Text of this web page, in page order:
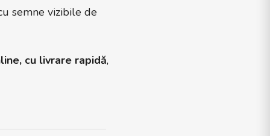
semne vizibile de
cu livrare rapidă,